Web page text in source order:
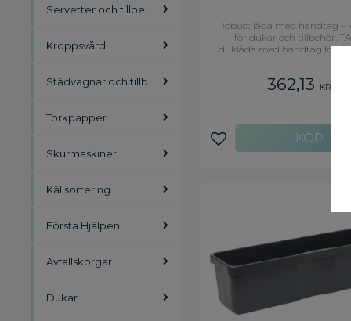
Robust låda med handtag –
för dukar och tillbehör.
duklåda med handtag för
220 x H 203
362,13 KR
Lägg till i favoriter
Servetter och tillbehör
Kroppsvård
Städvagnar och tillbehör
Torkpapper
Skurmaskiner
Källsortering
Första Hjälpen
Avfallskorgar
Dukar